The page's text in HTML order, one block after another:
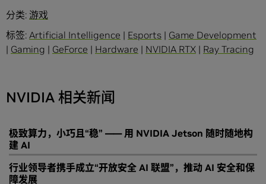
分类: 游戏
标签: Artificial Intelligence | Esports | Game Development
| Gaming | GeForce | Hardware | NVIDIA RTX | Ray Tracing
NVIDIA 相关新闻
极致算力，小巧且“稳” —— 用 NVIDIA Jetson 随时随地构
建 AI
行业领导者携手成立“开放安全 AI 联盟”，推动 AI 安全和保
障发展